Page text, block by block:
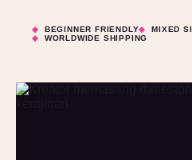
BEGINNER FRIENDLY
MIXED
WORLDWIDE SHIPPING